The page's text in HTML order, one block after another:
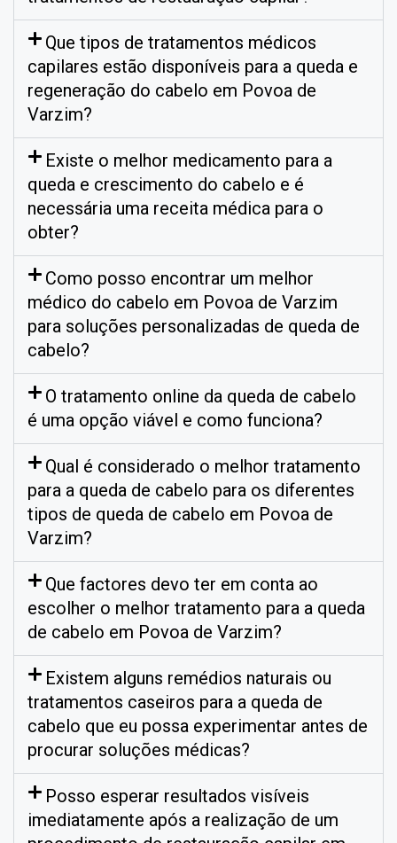
Que tipos de tratamentos médicos
capilares estão disponíveis para a queda e
regeneração do cabelo em Povoa de
Varzim?
Existe o melhor medicamento para a
queda e crescimento do cabelo e é
necessária uma receita médica para o
obter?
Como posso encontrar um melhor
médico do cabelo em Povoa de Varzim
para soluções personalizadas de queda de
cabelo?
O tratamento online da queda de cabelo
é uma opção viável e como funciona?
Qual é considerado o melhor tratamento
para a queda de cabelo para os diferentes
tipos de queda de cabelo em Povoa de
Varzim?
Que factores devo ter em conta ao
escolher o melhor tratamento para a queda
de cabelo em Povoa de Varzim?
Existem alguns remédios naturais ou
tratamentos caseiros para a queda de
cabelo que eu possa experimentar antes de
procurar soluções médicas?
Posso esperar resultados visíveis
imediatamente após a realização de um